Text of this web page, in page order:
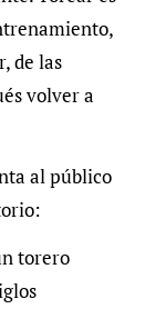
de las
volver a
al público
torero